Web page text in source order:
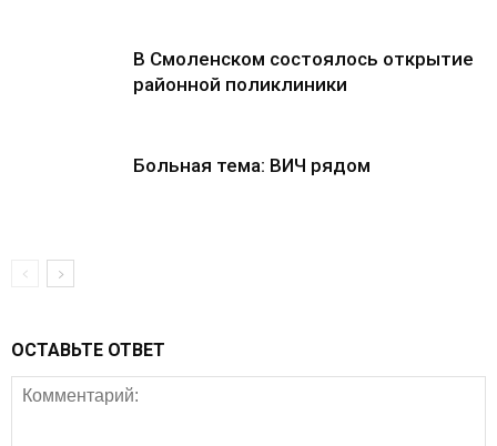
В Смоленском состоялось открытие
районной поликлиники
Больная тема: ВИЧ рядом
ОСТАВЬТЕ ОТВЕТ